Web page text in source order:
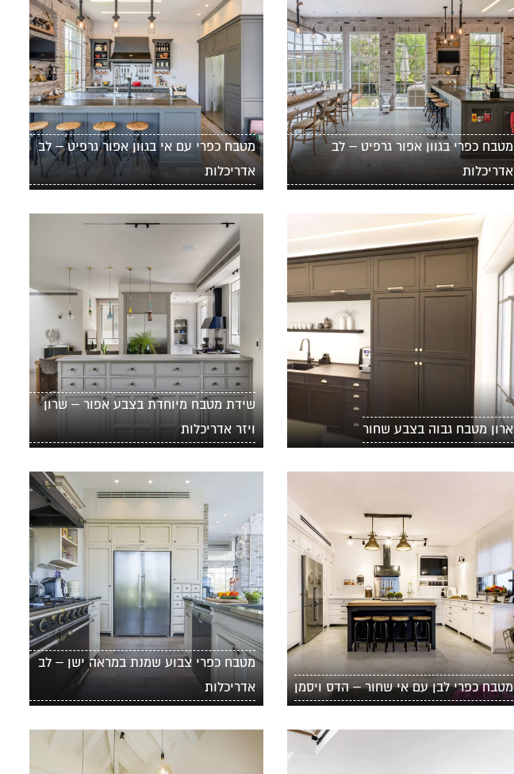
מטבח כפרי בגוון אפור גרפיט – לב
אדריכלות
מטבח כפרי עם אי בגוון אפור גרפיט – לב
אדריכלות
ארון מטבח גבוה בצבע שחור
שידת מטבח מיוחדת בצבע אפור – שרון
ויזר אדריכלות
מטבח כפרי לבן עם אי שחור – הדס ויסמן
מטבח כפרי צבוע שמנת במראה ישן – לב
אדריכלות